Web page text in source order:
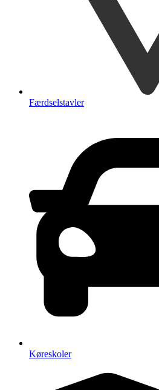
Færdselstavler
Køreskoler